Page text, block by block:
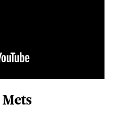
Mets